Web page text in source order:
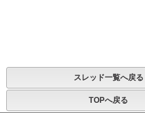
スレッド一覧へ戻る
TOPへ戻る